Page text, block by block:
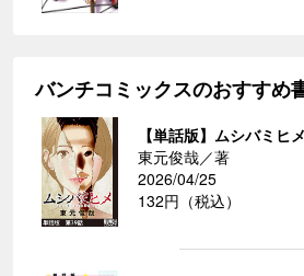
バンチコミックスのおすすめ
【単話版】ムシバミ
東元俊哉／著
2026/04/25
132円（税込）